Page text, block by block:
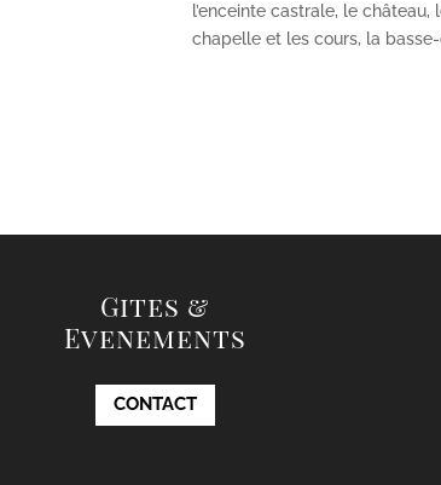
l’enceinte castrale, le
chapelle et les cours, la
Gites &
Evenements
CONTACT